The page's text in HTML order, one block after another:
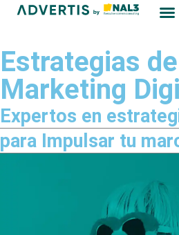
Estrategias de
Marketing
Expertos en
para Impulsar tu